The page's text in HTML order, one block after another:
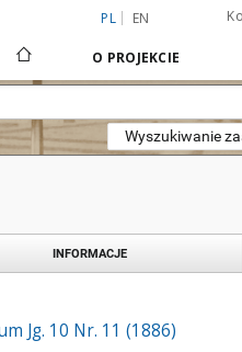
PL EN
O PROJEKCIE
Wyszukiwanie
INFORMACJE
Jg. 10 Nr. 11 (1886)